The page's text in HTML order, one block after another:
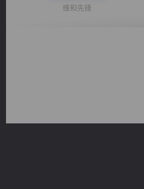
维和先锋